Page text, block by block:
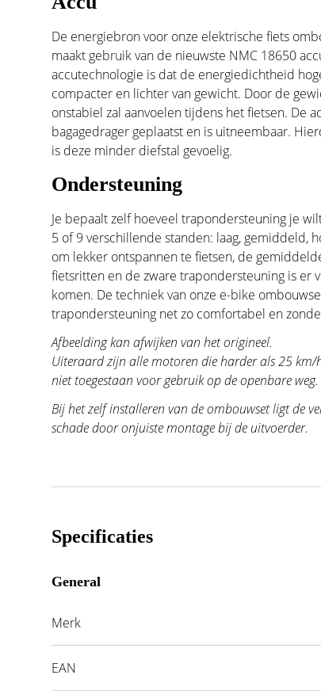
De energiebron voor onze elektrische fiets
maakt gebruik van de nieuwste NMC 18650
accutechnologie is dat de energiedichtheid
compacter en lichter van gewicht. Door de
onstabiel zal aanvoelen tijdens het fietsen. De
bagagedrager geplaatst en is uitneembaar.
is deze minder diefstal gevoelig.
Ondersteuning
Je bepaalt zelf hoeveel trapondersteuning je
5 of 9 verschillende standen: laag, gemiddeld,
om lekker ontspannen te fietsen, de
fietsritten en de zware trapondersteuning is er
komen. De techniek van onze e-bike
trapondersteuning net zo comfortabel en
Afbeelding kan afwijken van het origineel.
Uiteraard zijn alle motoren die harder als 25
niet toegestaan voor gebruik op de openbare weg.
Bij het zelf installeren van de ombouwset ligt de
schade door onjuiste montage bij de uitvoerder.
Specificaties
General
Merk
EAN